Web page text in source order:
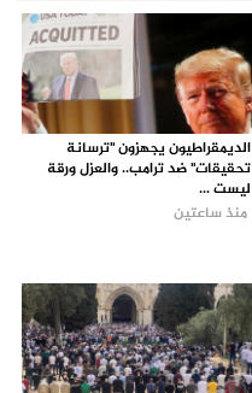
الديمقراطيون يجهزون "ترسانة
تحقيقات" ضد ترامب.. والعزل ورقة
ليست ...
منذ ساعتين